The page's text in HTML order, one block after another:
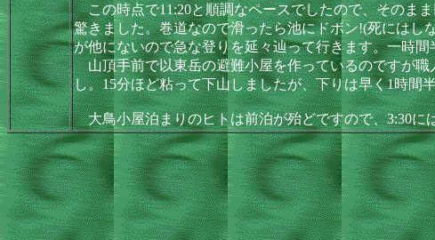
この時点で11:20と順調なペースでしたので、そのま
驚きました。巻道なので滑ったら池にドボン!(死にはし
が他にないので急な登りを延々辿って行きます。一時
山頂手前で以東岳の避難小屋を作っているのですが職
し。15分ほど粘って下山しましたが、下りは早く1時間
大鳥小屋泊まりのヒトは前泊が殆どですので、3:30に